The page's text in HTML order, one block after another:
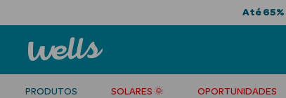
Até 65%
PRODUTOS SOLARES 🌞 OPORTUNIDADES